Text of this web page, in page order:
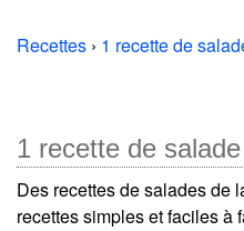
Recettes › 1 recette de
1 recette de salade
Des recettes de salades de
recettes simples et faciles à